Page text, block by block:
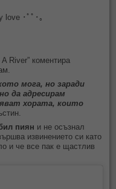
love ･ﾟﾟ･｡
River” коментира
мога, но заради
да адресирам
хората, които
пиян и не осъзнал
извинението си като
и че все пак е щастлив